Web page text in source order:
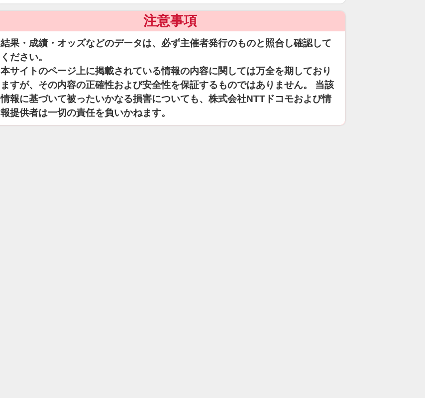
注意事項
結果・成績・オッズなどのデータは、必ず主催者発行のものと照合し確認して
ください。
本サイトのページ上に掲載されている情報の内容に関しては万全を期しており
ますが、その内容の正確性および安全性を保証するものではありません。 当該
情報に基づいて被ったいかなる損害についても、株式会社NTTドコモおよび情
報提供者は一切の責任を負いかねます。